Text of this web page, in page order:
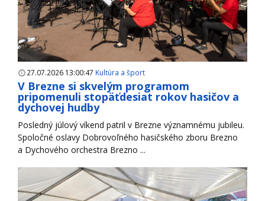
27.07.2026 13:00:47 Kultúra a šport
V Brezne si skvelým programom
pripomenuli stopäťdesiat rokov hasičov a
dychovej hudby
Posledný júlový víkend patril v Brezne významnému jubileu.
Spoločné oslavy Dobrovoľného hasičského zboru Brezno
a Dychového orchestra Brezno ...